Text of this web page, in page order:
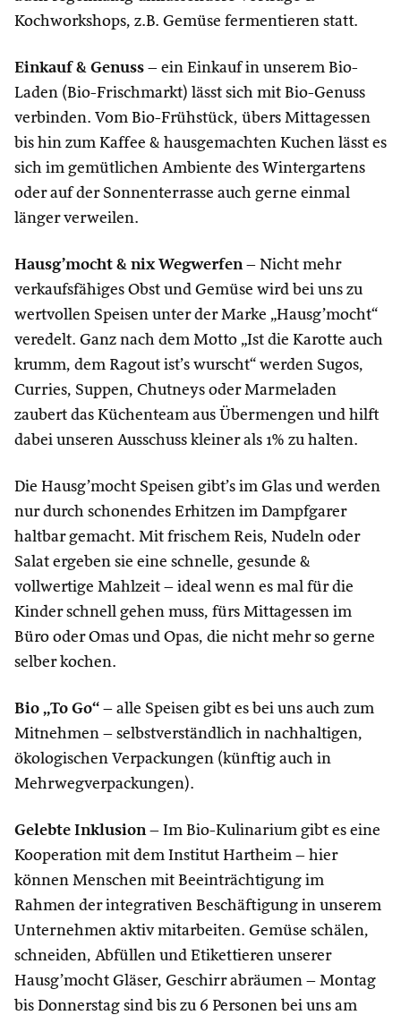
Kochworkshops, z.B. Gemüse fermentieren statt.
Einkauf & Genuss – ein Einkauf in unserem Bio-
Laden (Bio-Frischmarkt) lässt sich mit Bio-Genuss
verbinden. Vom Bio-Frühstück, übers Mittagessen
bis hin zum Kaffee & hausgemachten Kuchen lässt es
sich im gemütlichen Ambiente des Wintergartens
oder auf der Sonnenterrasse auch gerne einmal
länger verweilen.
Hausg’mocht & nix Wegwerfen– Nicht mehr
verkaufsfähiges Obst und Gemüse wird bei uns zu
wertvollen Speisen unter der Marke „Hausg’mocht“
veredelt. Ganz nach dem Motto „Ist die Karotte auch
krumm, dem Ragout ist’s wurscht“ werden Sugos,
Curries, Suppen, Chutneys oder Marmeladen
zaubert das Küchenteam aus Übermengen und hilft
dabei unseren Ausschuss kleiner als 1% zu halten.
Die Hausg’mocht Speisen gibt’s im Glas und werden
nur durch schonendes Erhitzen im Dampfgarer
haltbar gemacht. Mit frischem Reis, Nudeln oder
Salat ergeben sie eine schnelle, gesunde &
vollwertige Mahlzeit – ideal wenn es mal für die
Kinder schnell gehen muss, fürs Mittagessen im
Büro oder Omas und Opas, die nicht mehr so gerne
selber kochen.
Bio „To Go“ – alle Speisen gibt es bei uns auch zum
Mitnehmen – selbstverständlich in nachhaltigen,
ökologischen Verpackungen (künftig auch in
Mehrwegverpackungen).
Gelebte Inklusion– Im Bio-Kulinarium gibt es eine
Kooperation mit dem Institut Hartheim – hier
können Menschen mit Beeinträchtigung im
Rahmen der integrativen Beschäftigung in unserem
Unternehmen aktiv mitarbeiten. Gemüse schälen,
schneiden, Abfüllen und Etikettieren unserer
Hausg’mocht Gläser, Geschirr abräumen – Montag
bis Donnerstag sind bis zu 6 Personen bei uns am